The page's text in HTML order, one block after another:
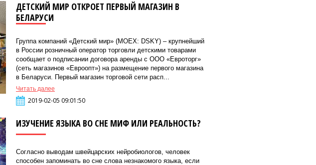
ДЕТСКИЙ МИР ОТКРОЕТ ПЕРВЫЙ МАГАЗИН В
БЕЛАРУСИ
Группа компаний «Детский мир» (MOEX: DSKY) – крупнейший
в России розничный оператор торговли детскими товарами
сообщает о подписании договора аренды с ООО «Евроторг»
(сеть магазинов «Евроопт») на размещение первого магазина
в Беларуси. Первый магазин торговой сети расп...
Читать далее
2019-02-05 09:01:50
ИЗУЧЕНИЕ ЯЗЫКА ВО СНЕ МИФ ИЛИ РЕАЛЬНОСТЬ?
Согласно выводам швейцарских нейробиологов, человек
способен запоминать во сне слова незнакомого языка, если